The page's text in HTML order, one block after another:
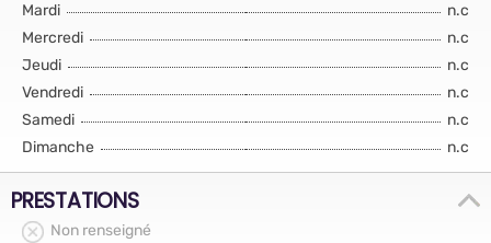
Mardi
n.c
Mercredi
n.c
Jeudi
n.c
Vendredi
n.c
Samedi
n.c
Dimanche
n.c
PRESTATIONS
Non renseigné